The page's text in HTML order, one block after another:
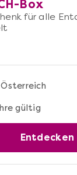
Box
für alle
gültig
Entdecken